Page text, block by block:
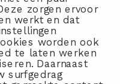
zorgen ervoor
werkt en dat
worden ook
te laten werken
Daarnaast
surfgedrag